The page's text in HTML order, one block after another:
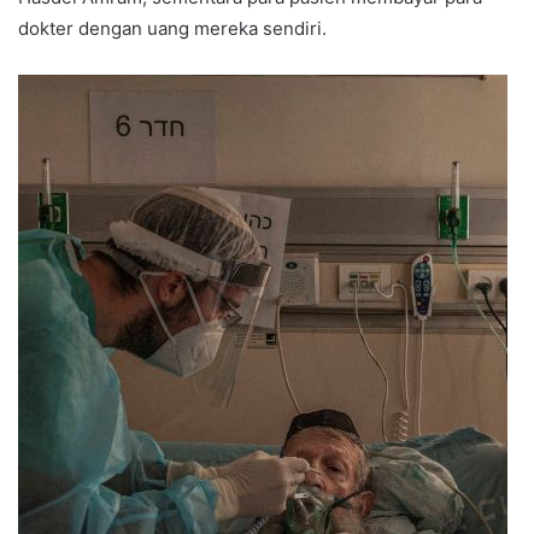
dokter dengan uang mereka sendiri.